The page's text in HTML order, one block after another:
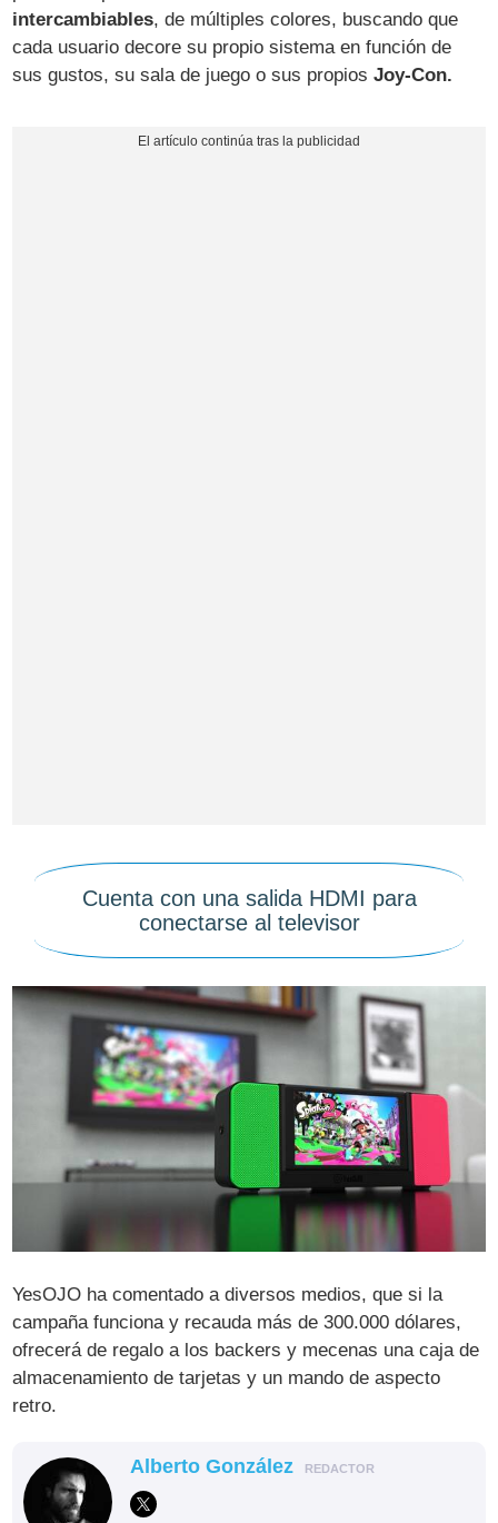
intercambiables, de múltiples colores, buscando que
cada usuario decore su propio sistema en función de
sus gustos, su sala de juego o sus propiosJoy-Con.
Cuenta con una salida HDMI para
conectarse al televisor
YesOJO ha comentado a diversos medios, que si la
campaña funciona y recauda más de 300.000 dólares,
ofrecerá de regalo a los backers y mecenas una caja de
almacenamiento de tarjetas y un mando de aspecto
retro.
Alberto González REDACTOR